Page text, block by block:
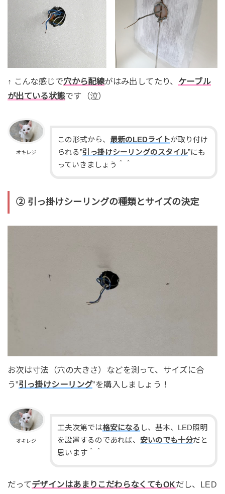
↑ こんな感じで穴から配線がはみ出してたり、 ケーブル
が出ている状態です（泣）
オキレジ
この形式から、 最新のLEDライトが取り付け
られる”引っ掛けシーリングのスタイル”にも
っていきましょう＾＾
② 引っ掛けシーリングの種類とサイズの決定
お次は寸法（穴の大きさ）などを測って、サイズに合
う”引っ掛けシーリング”を購入しましょう！
オキレジ
工夫次第では格安になる し、基本、LED照明
を設置するのであれば、 安いのでも十分だと
思います＾＾
だってデザインはあまりこだわらなくてもOKだし、LED